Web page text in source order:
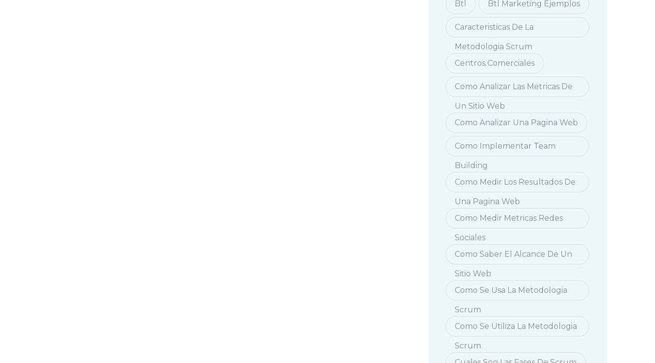
Btl Btl Marketing Ejemplos
Caracteristicas De La
Metodologia Scrum
Centros Comerciales
Como Analizar Las Metricas De
Un Sitio Web
Como Analizar Una Pagina Web
Como Implementar Team
Building
Como Medir Los Resultados De
Una Pagina Web
Como Medir Metricas Redes
Sociales
Como Saber El Alcance De Un
Sitio Web
Como Se Usa La Metodologia
Scrum
Como Se Utiliza La Metodologia
Scrum